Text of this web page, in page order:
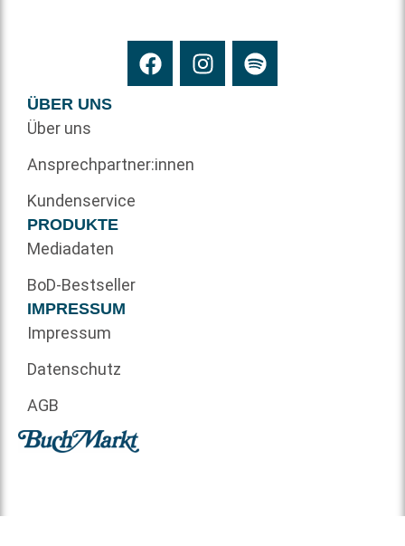
ÜBER UNS
Über uns
Ansprechpartner:innen
Kundenservice
PRODUKTE
Mediadaten
BoD-Bestseller
IMPRESSUM
Impressum
Datenschutz
AGB